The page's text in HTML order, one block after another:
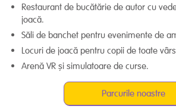
Restaurant de bucătărie de autor cu
joacă.
Săli de banchet pentru evenimente de
Locuri de joacă pentru copii de toate
Arenă VR și simulatoare de curse.
Parcurile noastre